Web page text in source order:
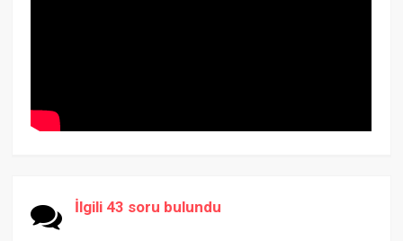
İlgili 43 soru bulundu